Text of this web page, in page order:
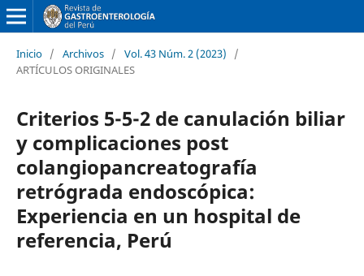
Inicio / Archivos / Vol. 43 Núm. 2 (2023)
/
ARTÍCULOS ORIGINALES
Criterios 5-5-2 de canulación biliar
y complicaciones post
colangiopancreatografía
retrógrada endoscópica:
Experiencia en un hospital de
referencia, Perú